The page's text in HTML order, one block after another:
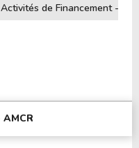
de Financement - $
AMCR